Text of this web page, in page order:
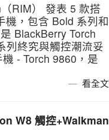
RIM） 發表 5 款搭
機，包含 Bold 系列和
BlackBerry Torch
列終究與觸控潮流妥
- Torch 9860，是
看全文
W8 觸控+Walkman